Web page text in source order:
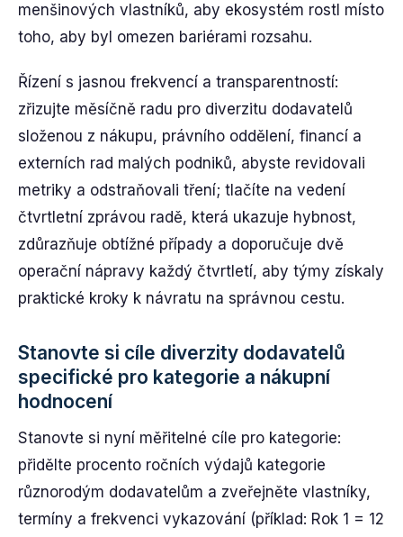
menšinových vlastníků, aby ekosystém rostl místo
toho, aby byl omezen bariérami rozsahu.
Řízení s jasnou frekvencí a transparentností:
zřizujte měsíčně radu pro diverzitu dodavatelů
složenou z nákupu, právního oddělení, financí a
externích rad malých podniků, abyste revidovali
metriky a odstraňovali tření; tlačíte na vedení
čtvrtletní zprávou radě, která ukazuje hybnost,
zdůrazňuje obtížné případy a doporučuje dvě
operační nápravy každý čtvrtletí, aby týmy získaly
praktické kroky k návratu na správnou cestu.
Stanovte si cíle diverzity dodavatelů
specifické pro kategorie a nákupní
hodnocení
Stanovte si nyní měřitelné cíle pro kategorie:
přidělte procento ročních výdajů kategorie
různorodým dodavatelům a zveřejněte vlastníky,
termíny a frekvenci vykazování (příklad: Rok 1 = 12